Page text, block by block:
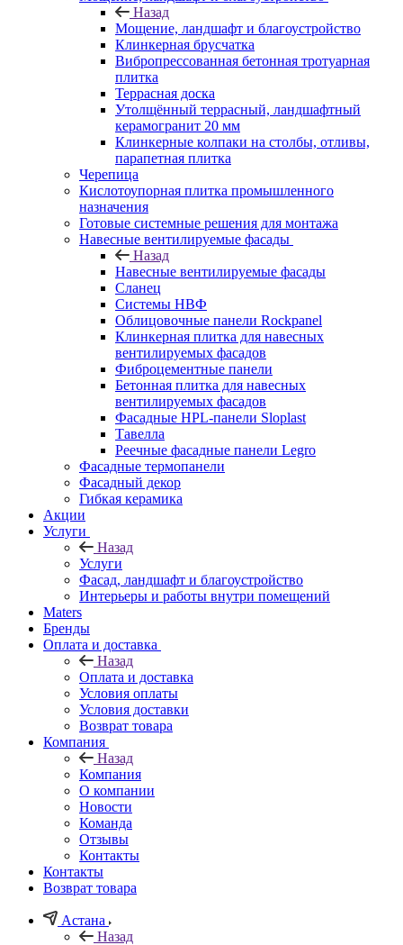
Назад
Мощение, ландшафт и благоустройство
Клинкерная брусчатка
Вибропрессованная бетонная тротуарная
плитка
Террасная доска
Утолщённый террасный, ландшафтный
керамогранит 20 мм
Клинкерные колпаки на столбы, отливы,
парапетная плитка
Черепица
Кислотоупорная плитка промышленного
назначения
Готовые системные решения для монтажа
Навесные вентилируемые фасады
Назад
Навесные вентилируемые фасады
Сланец
Системы НВФ
Облицовочные панели Rockpanel
Клинкерная плитка для навесных
вентилируемых фасадов
Фиброцементные панели
Бетонная плитка для навесных
вентилируемых фасадов
Фасадные HPL-панели Sloplast
Тавелла
Реечные фасадные панели Legro
Фасадные термопанели
Фасадный декор
Гибкая керамика
Акции
Услуги
Назад
Услуги
Фасад, ландшафт и благоустройство
Интерьеры и работы внутри помещений
Maters
Бренды
Оплата и доставка
Назад
Оплата и доставка
Условия оплаты
Условия доставки
Возврат товара
Компания
Назад
Компания
О компании
Новости
Команда
Отзывы
Контакты
Контакты
Возврат товара
Астана
Назад